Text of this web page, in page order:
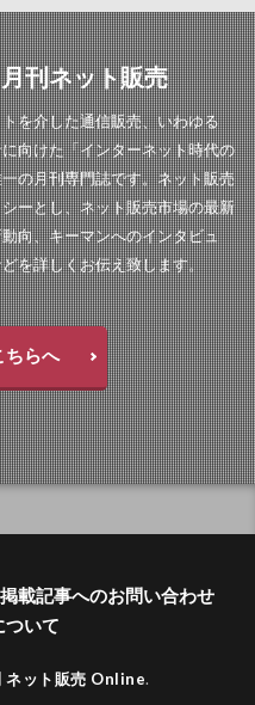
刊ネット販売
を介した通信販売、いわゆる
向けた「インターネット時代の
の月刊専門誌です。ネット販売
ーとし、ネット販売市場の最新
向、キーマンへのインタビュ
を詳しくお伝え致します。
ちらへ
載記事へのお問い合わせ
ついて
ネット販売 Online.